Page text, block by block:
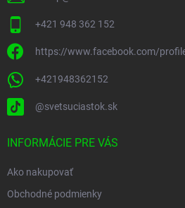
+421 948 362 152
https://www.facebook.com/
+421948362152
@svetsuciastok.sk
INFORMÁCIE PRE VÁS
Ako nakupovať
Obchodné podmienky